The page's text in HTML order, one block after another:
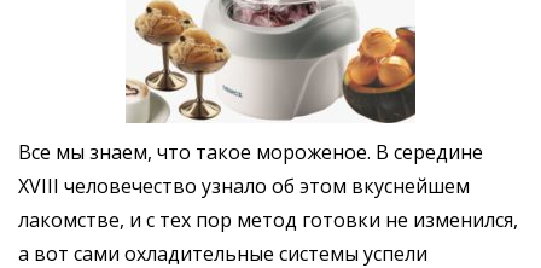
Все мы знаем, что такое мороженое. В середине
XVIII человечество узнало об этом вкуснейшем
лакомстве, и с тех пор метод готовки не изменился,
а вот сами охладительные системы успели